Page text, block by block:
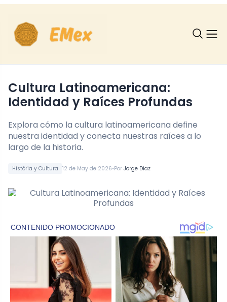
História y Cultura 12 de May de 2026•Por Jorge Diaz
Cultura Latinoamericana:
Identidad y Raíces Profundas
Explora cómo la cultura latinoamericana define
nuestra identidad y conecta nuestras raíces a lo
largo de la historia.